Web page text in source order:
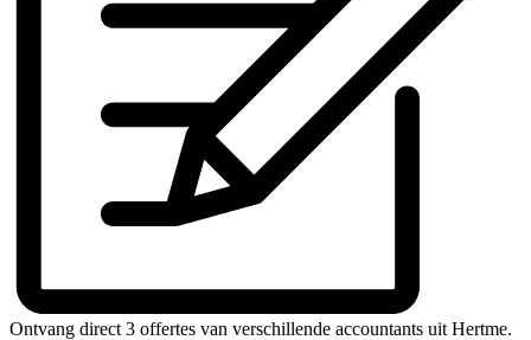
Ontvang direct 3 offertes van verschillende accountants uit Hertme.